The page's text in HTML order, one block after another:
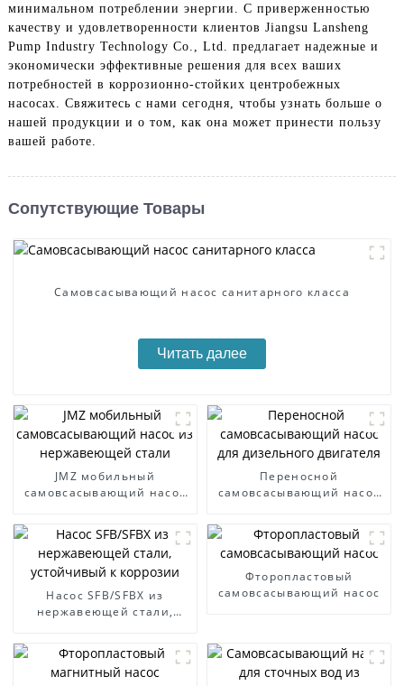
минимальном потреблении энергии. С приверженностью
качеству и удовлетворенности клиентов Jiangsu Lansheng
Pump Industry Technology Co., Ltd. предлагает надежные и
экономически эффективные решения для всех ваших
потребностей в коррозионно-стойких центробежных
насосах. Свяжитесь с нами сегодня, чтобы узнать больше о
нашей продукции и о том, как она может принести пользу
вашей работе.
Сопутствующие Товары
Самовсасывающий насос санитарного класса
Читать далее
JMZ мобильный
самовсасывающий насос
Переносной
самовсасывающий насос
Насос SFB/SFBX из
нержавеющей стали,
Фторопластовый
самовсасывающий насос